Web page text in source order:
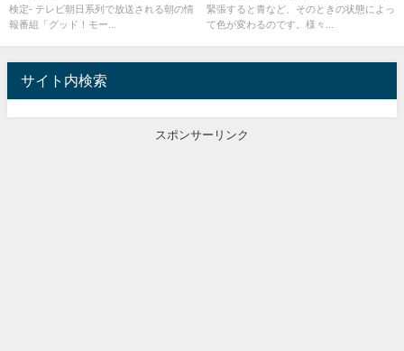
検定- テレビ朝日系列で放送される朝の情
報番組「グッド！モー...
緊張すると青など、そのときの状態によっ
て色が変わるのです。様々...
サイト内検索
スポンサーリンク